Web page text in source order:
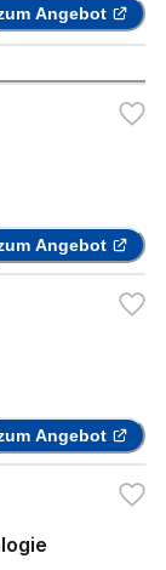
Angebot
Angebot
Angebot